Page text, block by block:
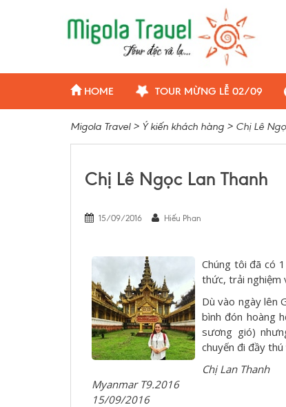
HOME TOUR MỪNG LỄ 02/09
Migola Travel> Ý kiến khách hàng > Chị Lê
Chị Lê Ngọc Lan Thanh
15/09/2016 Hiếu Phan
Chúng tôi đã có
thức, trải nghiệm
Dù vào ngày lên
bình đón hoàng
sương gió)
chuyến đi đầy
Chị Lan Thanh
Myanmar T9.2016
15/09/2016